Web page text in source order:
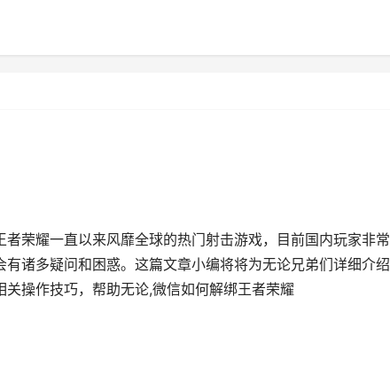
荣耀一直以来风靡全球的热门射击游戏，目前国内玩家非常
诸多疑问和困惑。这篇文章小编将将为无论兄弟们详细介绍
操作技巧，帮助无论,微信如何解绑王者荣耀